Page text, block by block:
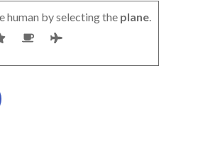
human by selecting the plane.